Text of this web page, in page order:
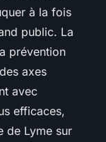
à la fois
public. La
prévention
axes
avec
efficaces,
de Lyme sur